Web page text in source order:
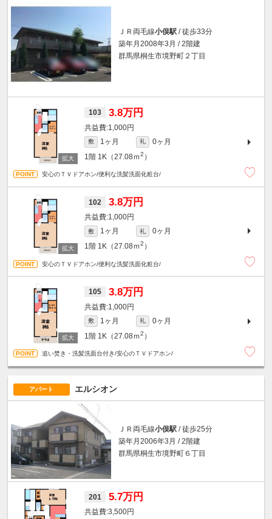
ＪＲ両毛線小俣駅 / 徒歩33分
築年月2008年3月 / 2階建
群馬県桐生市境野町２丁目
103 3.8万円
1,000円
敷 1ヶ月 礼
0ヶ月
1階 1K（27.08ｍ2 ）
安心のＴＶドアホン/便利な洗髪洗面化粧台/
102 3.8万円
1,000円
敷 1ヶ月 礼
0ヶ月
1階 1K（27.08ｍ2 ）
安心のＴＶドアホン/便利な洗髪洗面化粧台/
105 3.8万円
1,000円
敷 1ヶ月 礼
0ヶ月
1階 1K（27.08ｍ2 ）
追い焚き・洗髪洗面台付き/安心のＴＶドアホン/
アパート エルシオン
ＪＲ両毛線小俣駅 / 徒歩25分
築年月2006年3月 / 2階建
群馬県桐生市境野町６丁目
201 5.7万円
3,500円